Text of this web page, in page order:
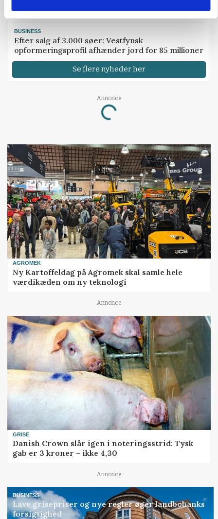
beskeden start til store drømme
BUSINESS
Efter salg af 3.000 søer: Vestfynsk
opformeringsprofil afhænder jord for 85 millioner
Se flere nyheder her
Annonce
Loading...
AGROMEK
Ny Kartoffeldag på Agromek skal samle hele
værdikæden om ny teknologi
Annonce
GRISE
Danish Crown slår igen i noteringsstrid: Tysk
gab er 3 kroner – ikke 4,30
Annonce
BUSINESS
Lave grisepriser og nye regler øger landbobanks
forsigtighed